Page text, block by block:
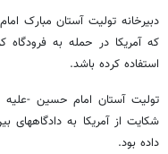
دبیرخانه تولیت آستان مبارک
که آمریکا در حمله به فرودگاه
استفاده کرده باشد.
شکایت از آمریکا به دادگاههای
داده بود.